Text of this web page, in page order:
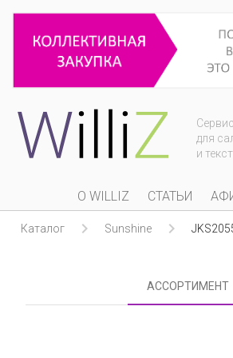
для
и
О WILLIZ СТАТЬИ
Каталог  Sunshine 
АССОРТИМЕНТ